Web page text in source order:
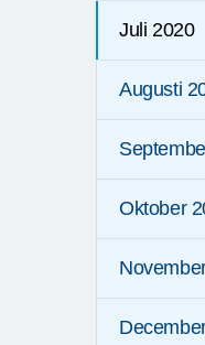
Juli 2020
Augusti
Oktober